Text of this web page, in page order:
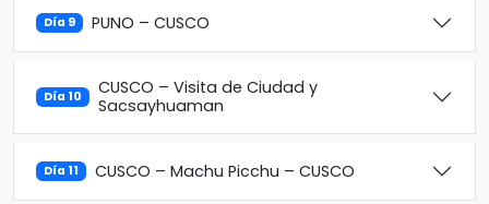
Día 9 PUNO – CUSCO
Día 10
CUSCO – Visita de Ciudad y
Sacsayhuaman
Día 11 CUSCO – Machu Picchu – CUSCO